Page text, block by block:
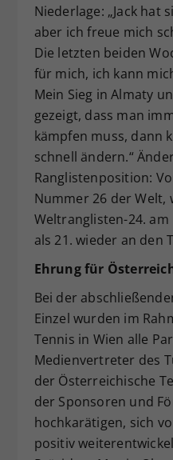
Niederlage: „Jack hat
aber ich freue mich
Die letzten beiden
für mich, ich kann
Mein Sieg in Almaty
gezeigt, dass man
kämpfen muss, dann
schnell ändern.“
Ranglistenposition:
Nummer 26 der Welt,
Weltranglisten-24. am
als 21. wieder an den
Ehrung für
Bei der
Einzel wurden im
Tennis in Wien alle
Medienvertreter des
der Österreichische
der Sponsoren und
hochkarätigen, sich
positiv